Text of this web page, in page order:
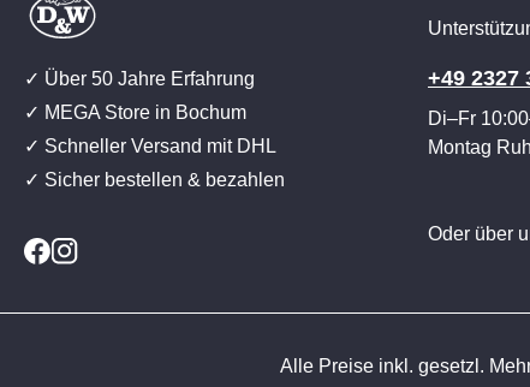
✓ Über 50 Jahre Erfahrung
✓ MEGA Store in Bochum
✓ Schneller Versand mit DHL
✓ Sicher bestellen & bezahlen
+49 2327
Di–Fr
Montag
Oder über
Alle Preise inkl. gesetzl.